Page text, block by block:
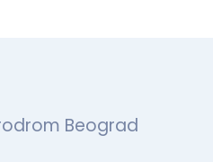
Beograd